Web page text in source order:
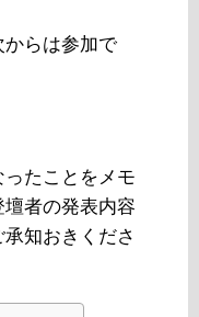
らは参加で
たことをメモ
者の発表内容
知おきくださ